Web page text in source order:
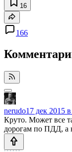
16
166
nerudo17 дек 2015
Круто. Может все
дорогам по ПДД, а